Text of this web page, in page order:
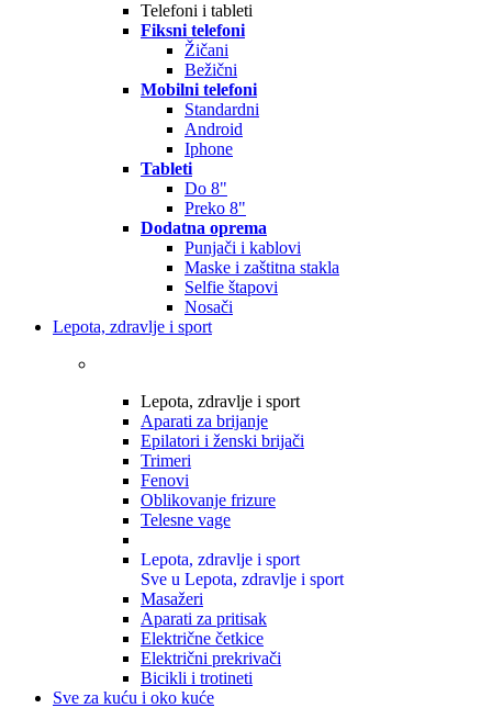
Telefoni i tableti
Fiksni telefoni
Žičani
Bežični
Mobilni telefoni
Standardni
Android
Iphone
Tableti
Do 8"
Preko 8"
Dodatna oprema
Punjači i kablovi
Maske i zaštitna stakla
Selfie štapovi
Nosači
Lepota, zdravlje i sport
Lepota, zdravlje i sport
Aparati za brijanje
Epilatori i ženski brijači
Trimeri
Fenovi
Oblikovanje frizure
Telesne vage
Lepota, zdravlje i sport
Sve u Lepota, zdravlje i sport
Masažeri
Aparati za pritisak
Električne četkice
Električni prekrivači
Bicikli i trotineti
Sve za kuću i oko kuće